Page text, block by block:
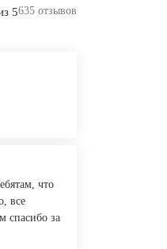
5635 отзывов
что
все
спасибо за